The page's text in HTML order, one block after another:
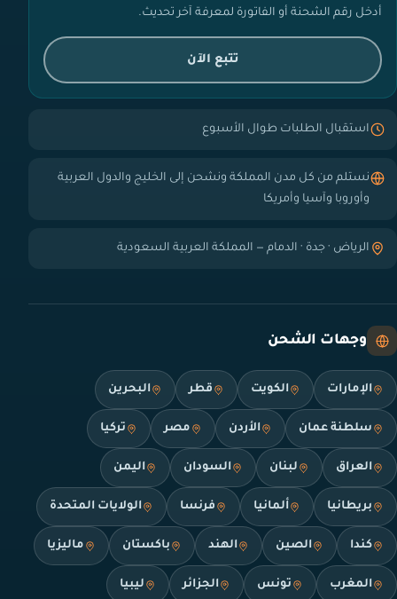
أدخل رقم الشحنة أو الفاتورة لمعرفة آخر تحديث.
تتبع الآن
استقبال الطلبات طوال الأسبوع
نستلم من كل مدن المملكة ونشحن إلى الخليج والدول العربية
وأوروبا وآسيا وأمريكا
الرياض · جدة · الدمام — المملكة العربية السعودية
وجهات الشحن
الإمارات الكويت قطر البحرين
سلطنة عمان الأردن مصر تركيا
العراق لبنان السودان اليمن
بريطانيا ألمانيا فرنسا الولايات المتحدة
كندا الصين الهند باكستان ماليزيا
المغرب تونس الجزائر ليبيا